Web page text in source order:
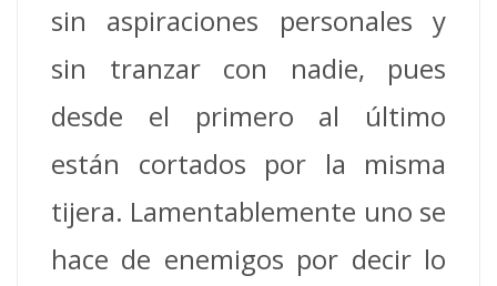
sin aspiraciones personales y
sin tranzar con nadie, pues
desde el primero al último
están cortados por la misma
tijera. Lamentablemente uno se
hace de enemigos por decir lo